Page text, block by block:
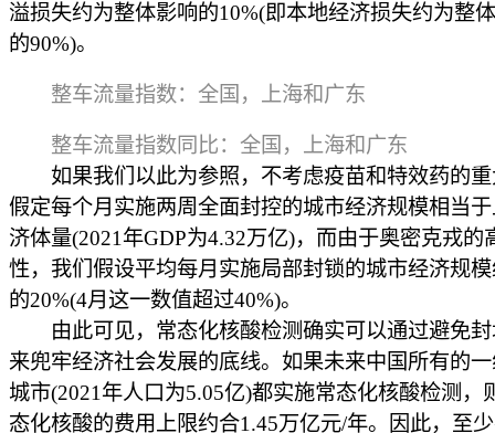
溢损失约为整体影响的10%(即本地经济损失约为整
的90%)。
整车流量指数：全国，上海和广东
整车流量指数同比：全国，上海和广东
如果我们以此为参照，不考虑疫苗和特效药的重
假定每个月实施两周全面封控的城市经济规模相当
济体量(2021年GDP为4.32万亿)，而由于奥密克戎的
性，我们假设平均每月实施局部封锁的城市经济规
的20%(4月这一数值超过40%)。
由此可见，常态化核酸检测确实可以通过避免封
来兜牢经济社会发展的底线。如果未来中国所有的
城市(2021年人口为5.05亿)都实施常态化核酸检测，
态化核酸的费用上限约合1.45万亿元/年。因此，至